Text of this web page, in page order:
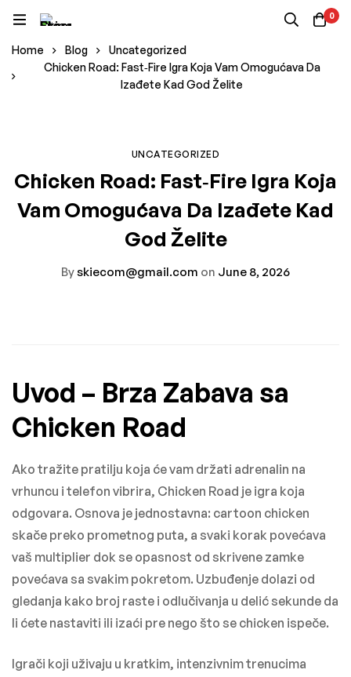
0
Home Blog
Uncategorized
Chicken Road: Fast‑Fire Igra Koja Vam Omogućava Da
Izađete Kad God Želite
UNCATEGORIZED
Chicken Road: Fast‑Fire Igra Koja
Vam Omogućava Da Izađete Kad
God Želite
Byskiecom@gmail.com on June 8, 2026
Uvod – Brza Zabava sa
Chicken Road
Ako tražite pratilju koja će vam držati adrenalin na
vrhuncu i telefon vibrira, Chicken Road je igra koja
odgovara. Osnova je jednostavna: cartoon chicken
skače preko prometnog puta, a svaki korak povećava
vaš multiplier dok se opasnost od skrivene zamke
povećava sa svakim pokretom. Uzbuđenje dolazi od
gledanja kako broj raste i odlučivanja u delić sekunde da
li ćete nastaviti ili izaći pre nego što se chicken ispeče.
Igrači koji uživaju u kratkim, intenzivnim trenucima